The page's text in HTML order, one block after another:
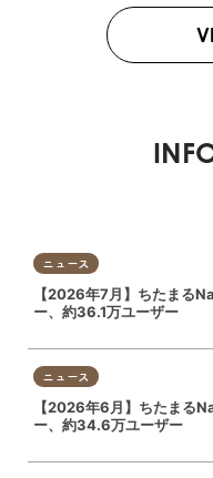
ニュース
【2026年7月】ちたまる
ー、約36.1万ユーザー
ニュース
【2026年6月】ちたまる
ー、約34.6万ユーザー